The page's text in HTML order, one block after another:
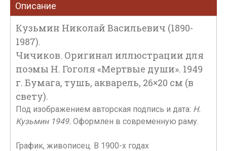
Описание
Кузьмин Николай Васильевич (1890-
1987).
Чичиков. Оригинал иллюстрации для
поэмы Н. Гоголя «Мертвые души». 1949
г. Бумага, тушь, акварель, 26×20 см (в
свету).
Под изображением авторская подпись и дата: Н.
Кузьмин 1949. Оформлен в современную раму.
График, живописец. В 1900-х годах